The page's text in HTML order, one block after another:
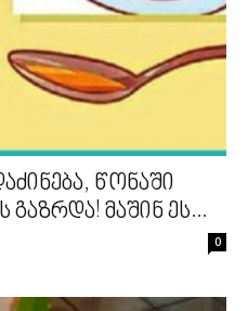
წონაში
გაზრდა! მაშინ ეს...
0